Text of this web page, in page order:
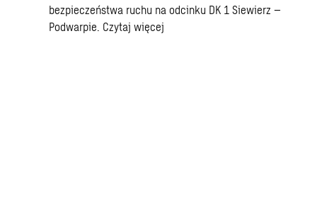
bezpieczeństwa ruchu na odcinku DK 1 Siewierz –
Podwarpie. Czytaj więcej